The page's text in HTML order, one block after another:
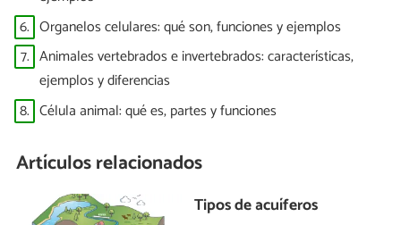
6. Organelos celulares: qué son, funciones y ejemplos
7. Animales vertebrados e invertebrados: características,
ejemplos y diferencias
8. Célula animal: qué es, partes y funciones
Artículos relacionados
Tipos de acuíferos